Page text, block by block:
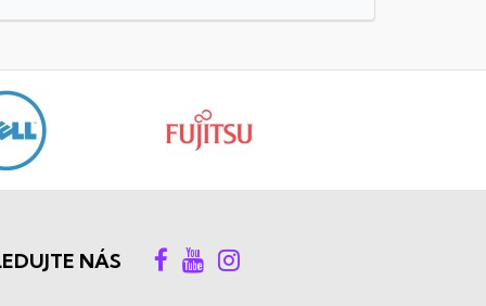
NÁS